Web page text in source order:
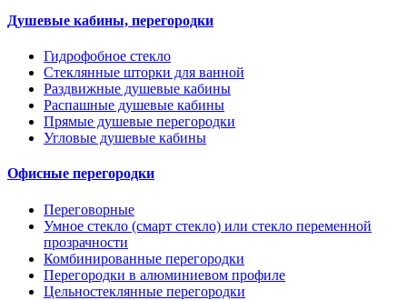
Душевые кабины, перегородки
Гидрофобное стекло
Стеклянные шторки для ванной
Раздвижные душевые кабины
Распашные душевые кабины
Прямые душевые перегородки
Угловые душевые кабины
Офисные перегородки
Переговорные
Умное стекло (смарт стекло) или стекло переменной
прозрачности
Комбинированные перегородки
Перегородки в алюминиевом профиле
Цельностеклянные перегородки